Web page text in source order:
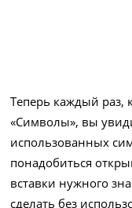
Теперь каждый раз,
«Символы», вы
использованных
понадобиться
вставки нужного
сделать без